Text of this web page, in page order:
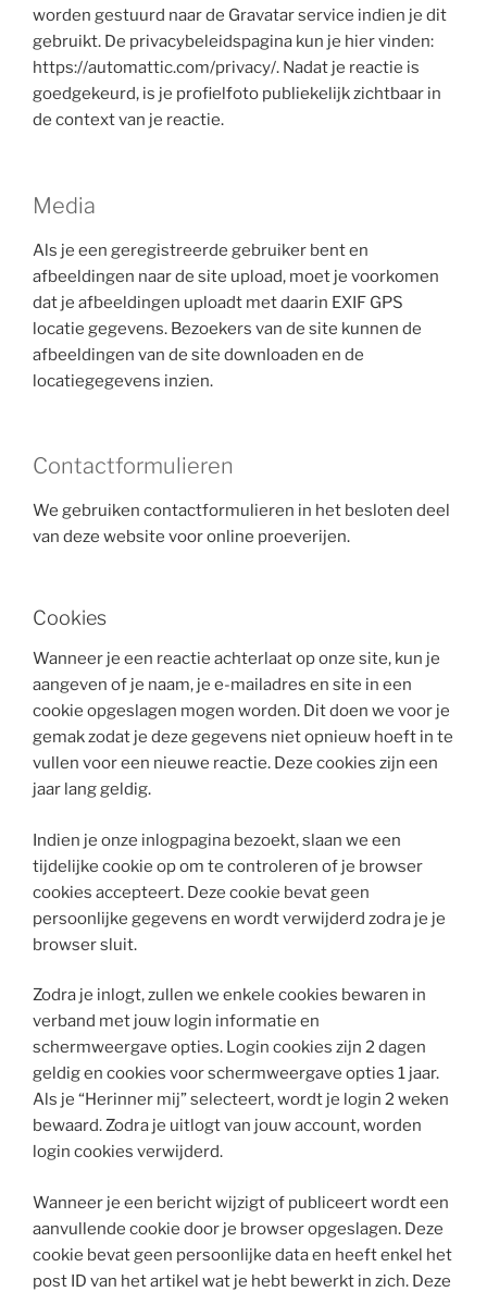
worden gestuurd naar de Gravatar service indien je dit
gebruikt. De privacybeleidspagina kun je hier vinden:
https://automattic.com/privacy/. Nadat je reactie is
goedgekeurd, is je profielfoto publiekelijk zichtbaar in
de context van je reactie.
Media
Als je een geregistreerde gebruiker bent en
afbeeldingen naar de site upload, moet je voorkomen
dat je afbeeldingen uploadt met daarin EXIF GPS
locatie gegevens. Bezoekers van de site kunnen de
afbeeldingen van de site downloaden en de
locatiegegevens inzien.
Contactformulieren
We gebruiken contactformulieren in het besloten deel
van deze website voor online proeverijen.
Cookies
Wanneer je een reactie achterlaat op onze site, kun je
aangeven of je naam, je e-mailadres en site in een
cookie opgeslagen mogen worden. Dit doen we voor je
gemak zodat je deze gegevens niet opnieuw hoeft in te
vullen voor een nieuwe reactie. Deze cookies zijn een
jaar lang geldig.
Indien je onze inlogpagina bezoekt, slaan we een
tijdelijke cookie op om te controleren of je browser
cookies accepteert. Deze cookie bevat geen
persoonlijke gegevens en wordt verwijderd zodra je je
browser sluit.
Zodra je inlogt, zullen we enkele cookies bewaren in
verband met jouw login informatie en
schermweergave opties. Login cookies zijn 2 dagen
geldig en cookies voor schermweergave opties 1 jaar.
Als je “Herinner mij” selecteert, wordt je login 2 weken
bewaard. Zodra je uitlogt van jouw account, worden
login cookies verwijderd.
Wanneer je een bericht wijzigt of publiceert wordt een
aanvullende cookie door je browser opgeslagen. Deze
cookie bevat geen persoonlijke data en heeft enkel het
post ID van het artikel wat je hebt bewerkt in zich. Deze